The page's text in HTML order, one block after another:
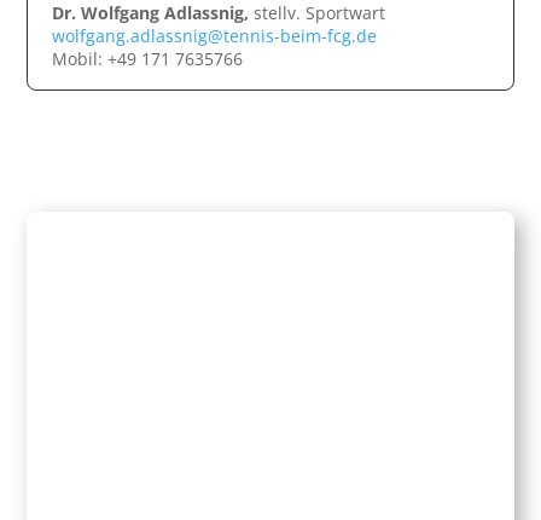
Dr. Wolfgang Adlassnig,stellv. Sportwart
wolfgang.adlassnig@tennis-beim-fcg.de
Mobil: +49 171 7635766